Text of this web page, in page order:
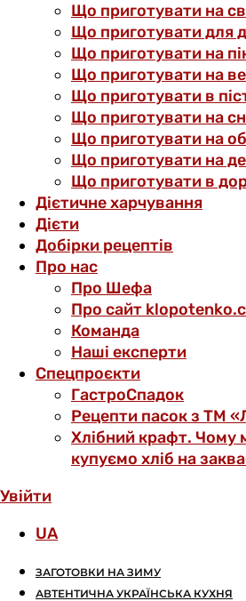
Що приготувати на
Що приготувати для
Що приготувати на
Що приготувати на
Що приготувати в
Що приготувати на
Що приготувати на
Що приготувати на
Що приготувати в
Дієтичне харчування
Дієти
Добірки рецептів
Про нас
Про Шефа
Про сайт
Команда
Наші експерти
Спецпроєкти
ГастроСпадок
Рецепти пасок з ТМ
Хлібний крафт. Чому
купуємо хліб на
Увійти
UA
ЗАГОТОВКИ НА ЗИМУ
АВТЕНТИЧНА УКРАЇНСЬКА КУХНЯ